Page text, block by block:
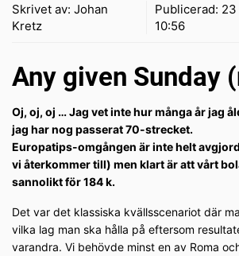
Skrivet av: Johan
Kretz
Publicerad: 23
10:56
Any given Sunday
Oj, oj, oj … Jag vet inte hur många år jag
jag har nog passerat 70-strecket.
Europatips-omgången är inte helt
vi återkommer till) men klart är att vårt
sannolikt för 184 k.
Det var det klassiska kvällsscenariot där
vilka lag man ska hålla på eftersom
varandra. Vi behövde minst en av Roma